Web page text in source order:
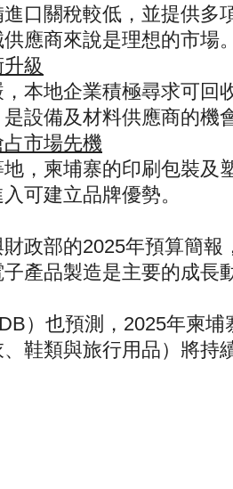
口關稅較低，並提供多
應商來說是理想的市場
級
本地企業積極尋求可回
設備及材料供應商的機
市場先機
，柬埔寨的印刷包裝及
可建立品牌優勢。
政部的2025年預算簡
產品製造是主要的成長
）也預測，2025年柬
鞋類與旅行用品）將持